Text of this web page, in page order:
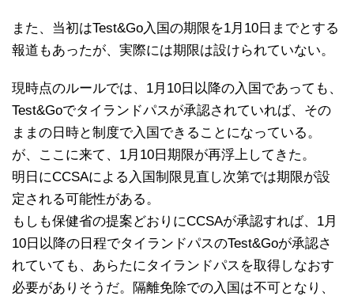
また、当初はTest&Go入国の期限を1月10日までとする
報道もあったが、実際には期限は設けられていない。
現時点のルールでは、1月10日以降の入国であっても、
Test&Goでタイランドパスが承認されていれば、その
ままの日時と制度で入国できることになっている。
が、ここに来て、1月10日期限が再浮上してきた。
明日にCCSAによる入国制限見直し次第では期限が設
定される可能性がある。
もしも保健省の提案どおりにCCSAが承認すれば、1月
10日以降の日程でタイランドパスのTest&Goが承認さ
れていても、あらたにタイランドパスを取得しなおす
必要がありそうだ。隔離免除での入国は不可となり、